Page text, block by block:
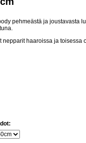
pehmeästä ja joustavasta
nepparit haaroissa ja toisessa